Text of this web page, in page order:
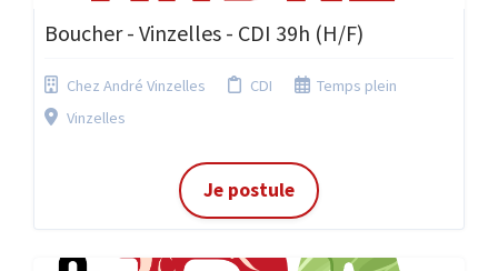
Boucher - Vinzelles - CDI 39h (H/F)
Chez André Vinzelles CDI
Temps plein
Vinzelles
Je postule